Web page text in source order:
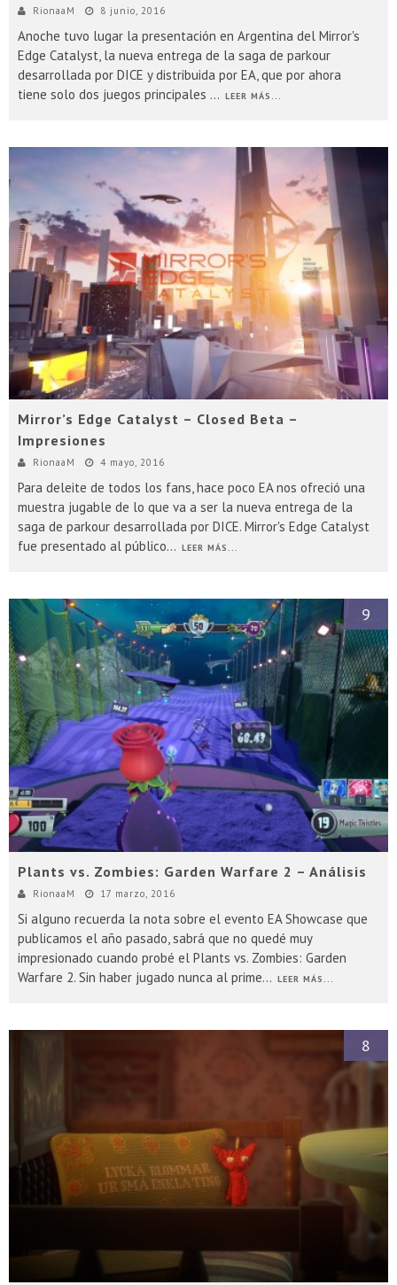
RionaaM 8 junio, 2016
Anoche tuvo lugar la presentación en Argentina del Mirror's
Edge Catalyst, la nueva entrega de la saga de parkour
desarrollada por DICE y distribuida por EA, que por ahora
tiene solo dos juegos principales ... LEER MÁS...
Mirror’s Edge Catalyst – Closed Beta –
Impresiones
RionaaM 4 mayo, 2016
Para deleite de todos los fans, hace poco EA nos ofreció una
muestra jugable de lo que va a ser la nueva entrega de la
saga de parkour desarrollada por DICE. Mirror's Edge Catalyst
fue presentado al público... LEER MÁS...
9
Plants vs. Zombies: Garden Warfare 2 – Análisis
RionaaM 17 marzo, 2016
Si alguno recuerda la nota sobre el evento EA Showcase que
publicamos el año pasado, sabrá que no quedé muy
impresionado cuando probé el Plants vs. Zombies: Garden
Warfare 2. Sin haber jugado nunca al prime... LEER MÁS...
8